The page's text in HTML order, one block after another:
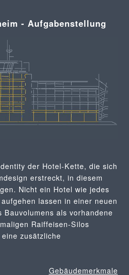
- Aufgabenstellung
der Hotel-Kette, die sich
erstreckt, in diesem
Nicht ein Hotel wie jedes
lassen in einer neuen
als vorhandene
Raiffeisen-Silos
zusätzliche
Gebäudemerkmale